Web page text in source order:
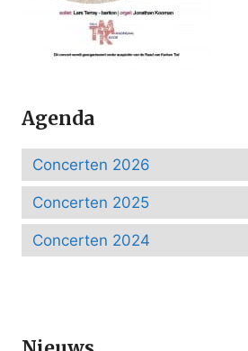
Agenda
Concerten 2026
Concerten 2025
Concerten 2024